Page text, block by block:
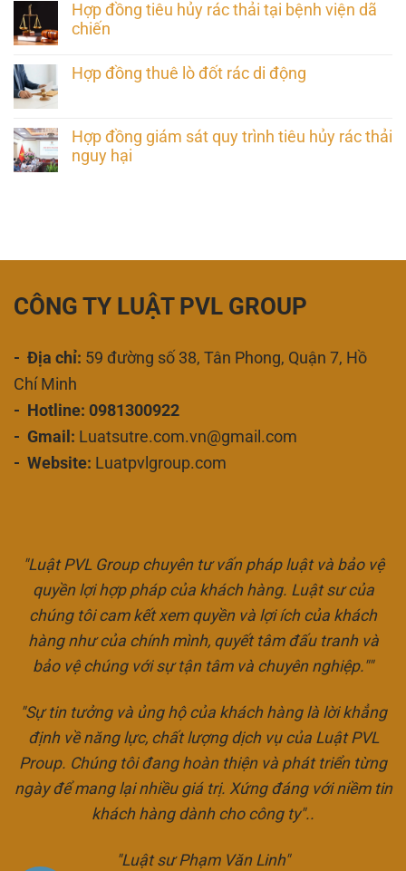
Hợp đồng tiêu hủy rác thải tại bệnh viện dã
chiến
Hợp đồng thuê lò đốt rác di động
Hợp đồng giám sát quy trình tiêu hủy rác thải
nguy hại
CÔNG TY LUẬT PVL GROUP
- Địa chỉ: 59 đường số 38, Tân Phong, Quận 7, Hồ
Chí Minh
- Hotline: 0981300922
- Gmail: Luatsutre.com.vn@gmail.com
- Website: Luatpvlgroup.com
"Luật PVL Group chuyên tư vấn pháp luật và bảo vệ
quyền lợi hợp pháp của khách hàng. Luật sư của
chúng tôi cam kết xem quyền và lợi ích của khách
hàng như của chính mình, quyết tâm đấu tranh và
bảo vệ chúng với sự tận tâm và chuyên nghiệp.""
"Sự tin tưởng và ủng hộ của khách hàng là lời khẳng
định về năng lực, chất lượng dịch vụ của Luật PVL
Proup. Chúng tôi đang hoàn thiện và phát triển từng
ngày để mang lại nhiều giá trị. Xứng đáng với niềm tin
khách hàng dành cho công ty"..
"Luật sư Phạm Văn Linh"